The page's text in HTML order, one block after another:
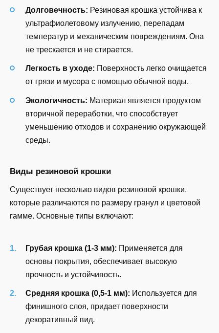
Долговечность: Резиновая крошка устойчива к
ультрафиолетовому излучению, перепадам
температур и механическим повреждениям. Она
не трескается и не стирается.
Легкость в уходе: Поверхность легко очищается
от грязи и мусора с помощью обычной воды.
Экологичность: Материал является продуктом
вторичной переработки, что способствует
уменьшению отходов и сохранению окружающей
среды.
Виды резиновой крошки
Существует несколько видов резиновой крошки,
которые различаются по размеру гранул и цветовой
гамме. Основные типы включают:
Грубая крошка (1-3 мм): Применяется для
основы покрытия, обеспечивает высокую
прочность и устойчивость.
Средняя крошка (0,5-1 мм): Используется для
финишного слоя, придает поверхности
декоративный вид.